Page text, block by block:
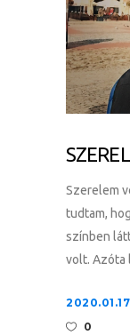
Szerelem
tudtam,
színben
volt. Azóta
0